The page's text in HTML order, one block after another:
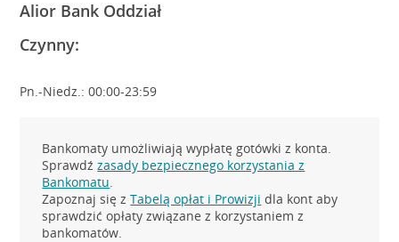
Alior Bank Oddział
Czynny:
Pn.-Niedz.: 00:00-23:59
Bankomaty umożliwiają wypłatę gotówki z konta.
Sprawdźzasady bezpiecznego korzystania z
Bankomatu.
Zapoznaj się zTabelą opłat i Prowizji dla kont aby
sprawdzić opłaty związane z korzystaniem z
bankomatów.